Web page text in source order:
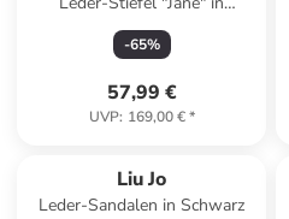
Schwarz
-65%
57,99 €
UVP: 169,00 €*
Liu Jo
Leder-Sandalen in Schwarz